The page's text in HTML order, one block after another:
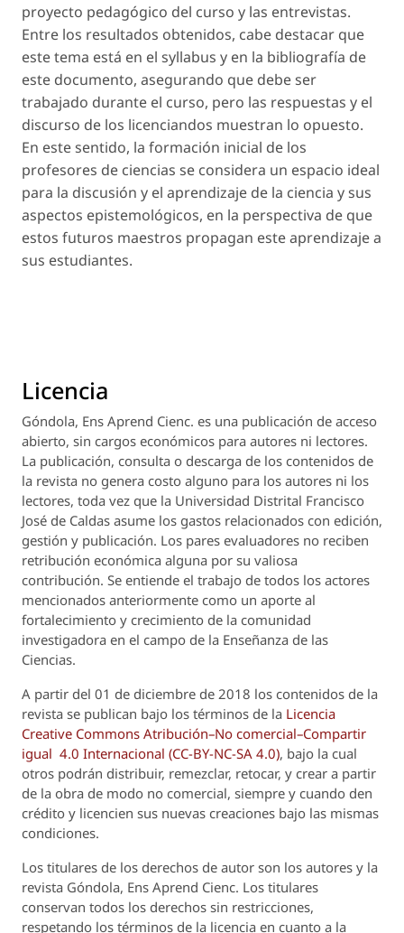
proyecto pedagógico del curso y las entrevistas.
Entre los resultados obtenidos, cabe destacar que
este tema está en el syllabus y en la bibliografía de
este documento, asegurando que debe ser
trabajado durante el curso, pero las respuestas y el
discurso de los licenciandos muestran lo opuesto.
En este sentido, la formación inicial de los
profesores de ciencias se considera un espacio ideal
para la discusión y el aprendizaje de la ciencia y sus
aspectos epistemológicos, en la perspectiva de que
estos futuros maestros propagan este aprendizaje a
sus estudiantes.
Licencia
Góndola, Ens Aprend Cienc. es una publicación de acceso
abierto, sin cargos económicos para autores ni lectores.
La publicación, consulta o descarga de los contenidos de
la revista no genera costo alguno para los autores ni los
lectores, toda vez que la Universidad Distrital Francisco
José de Caldas asume los gastos relacionados con edición,
gestión y publicación. Los pares evaluadores no reciben
retribución económica alguna por su valiosa
contribución. Se entiende el trabajo de todos los actores
mencionados anteriormente como un aporte al
fortalecimiento y crecimiento de la comunidad
investigadora en el campo de la Enseñanza de las
Ciencias.
A partir del 01 de diciembre de 2018 los contenidos de la
revista se publican bajo los términos de la Licencia
Creative Commons Atribución–No comercial–Compartir
igual 4.0 Internacional (CC-BY-NC-SA 4.0), bajo la cual
otros podrán distribuir, remezclar, retocar, y crear a partir
de la obra de modo no comercial, siempre y cuando den
crédito y licencien sus nuevas creaciones bajo las mismas
condiciones.
Los titulares de los derechos de autor son los autores y la
revista Góndola, Ens Aprend Cienc. Los titulares
conservan todos los derechos sin restricciones,
respetando los términos de la licencia en cuanto a la